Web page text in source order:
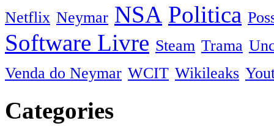
Netflix Neymar NSA Politica
Software Livre Steam Trama
Venda do Neymar WCIT Wikileaks
Categories